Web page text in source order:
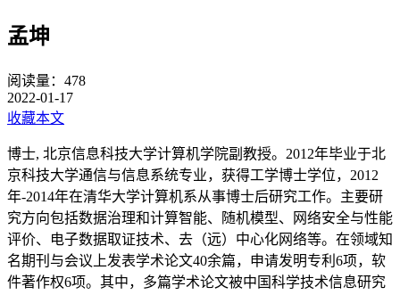
孟坤
阅读量： 478
2022-01-17
收藏本文
博士, 北京信息科技大学计算机学院副教授。2012年毕业于北
京科技大学通信与信息系统专业，获得工学博士学位，2012
年-2014年在清华大学计算机系从事博士后研究工作。主要研
究方向包括数据治理和计算智能、随机模型、网络安全与性能
评价、电子数据取证技术、去（远）中心化网络等。在领域知
名期刊与会议上发表学术论文40余篇，申请发明专利6项，软
件著作权6项。其中，多篇学术论文被中国科学技术信息研究